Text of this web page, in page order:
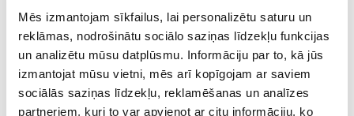
Mēs izmantojam sīkfailus, lai personalizētu saturu un
reklāmas, nodrošinātu sociālo saziņas līdzekļu funkcijas
un analizētu mūsu datplūsmu. Informāciju par to, kā jūs
izmantojat mūsu vietni, mēs arī kopīgojam ar saviem
sociālās saziņas līdzekļu, reklamēšanas un analīzes
partneriem, kuri to var apvienot ar citu informāciju, ko